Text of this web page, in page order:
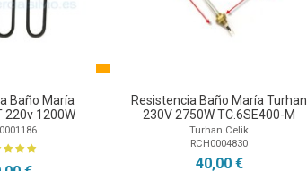
Baño María
220v 1200W
Resistencia Baño María Turhan
230V 2750W TC.6SE400-M
Turhan Celik
RCH0004830
40,00 €